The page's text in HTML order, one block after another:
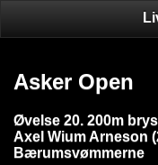
Asker Open
Øvelse 20. 200m
Axel Wium Arneson
Bærumsvømmerne